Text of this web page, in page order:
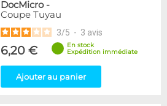
DocMicro-
Coupe Tuyau
3/5 - 3 avis
6,20 €
En stock
Expédition immédiate
Ajouter au panier